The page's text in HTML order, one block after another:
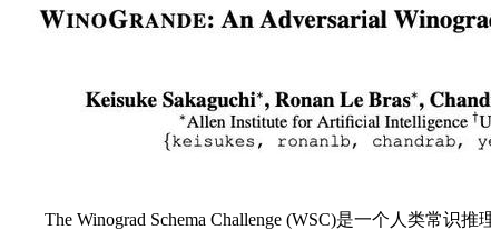
The Winograd Schema Challenge (WSC)是一个人类常识